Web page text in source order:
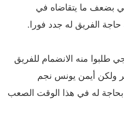
بضعف ما يتقاضاه في
الفريق له جدد فورا.
طلبوا منه الانضمام للفريق
ولكن أيمن يونس نجم
بحاجة له في هذا الوقت الصعب